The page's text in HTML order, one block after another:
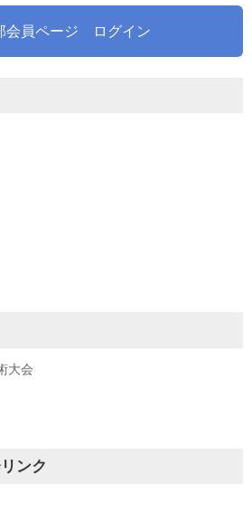
会員ページ ログイン
大会
ンク